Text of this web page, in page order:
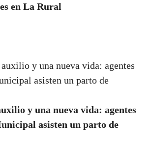
en La Rural
y una nueva vida: agentes
asisten un parto de